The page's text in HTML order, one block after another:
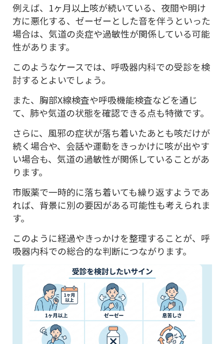
例えば、1ヶ月以上咳が続いている、夜間や明け
方に悪化する、ゼーゼーとした音を伴うといった
場合は、気道の炎症や過敏性が関係している可能
性があります。
このようなケースでは、呼吸器内科での受診を検
討するとよいでしょう。
また、胸部X線検査や呼吸機能検査などを通じ
て、肺や気道の状態を確認できる点も特徴です。
さらに、風邪の症状が落ち着いたあとも咳だけが
続く場合や、会話や運動をきっかけに咳が出やす
い場合も、気道の過敏性が関係していることがあ
ります。
市販薬で一時的に落ち着いても繰り返すようであ
れば、背景に別の要因がある可能性も考えられま
す。
このように経過やきっかけを整理することが、呼
吸器内科での総合的な判断につながります。